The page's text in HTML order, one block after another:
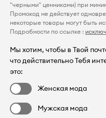
"черными" ценниками) при
Промокод не действует
некоторые товары могут быть
Подробности по ссылке :
Мы хотим, чтобы в Твой
что действительно Тебя
это:
Женская мода
Мужская мода